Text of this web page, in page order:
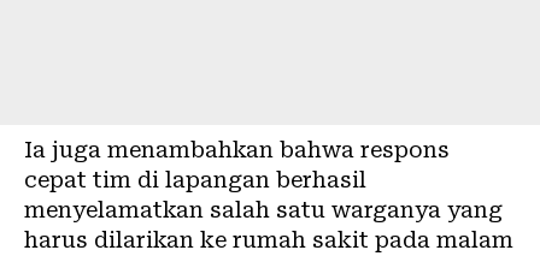
Ia juga menambahkan bahwa respons
cepat tim di lapangan berhasil
menyelamatkan salah satu warganya yang
harus dilarikan ke rumah sakit pada malam